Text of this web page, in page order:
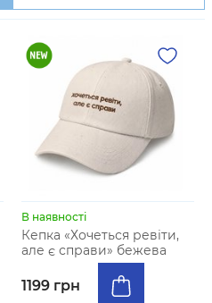
В наявності
Кепка «Хочеться ревіти,
але є справи» бежева
1199 грн